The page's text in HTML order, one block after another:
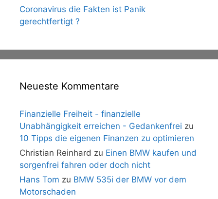
Coronavirus die Fakten ist Panik
gerechtfertigt ?
Neueste Kommentare
Finanzielle Freiheit - finanzielle
Unabhängigkeit erreichen - Gedankenfrei zu
10 Tipps die eigenen Finanzen zu optimieren
Christian Reinhard zu Einen BMW kaufen und
sorgenfrei fahren oder doch nicht
Hans Tom zu BMW 535i der BMW vor dem
Motorschaden